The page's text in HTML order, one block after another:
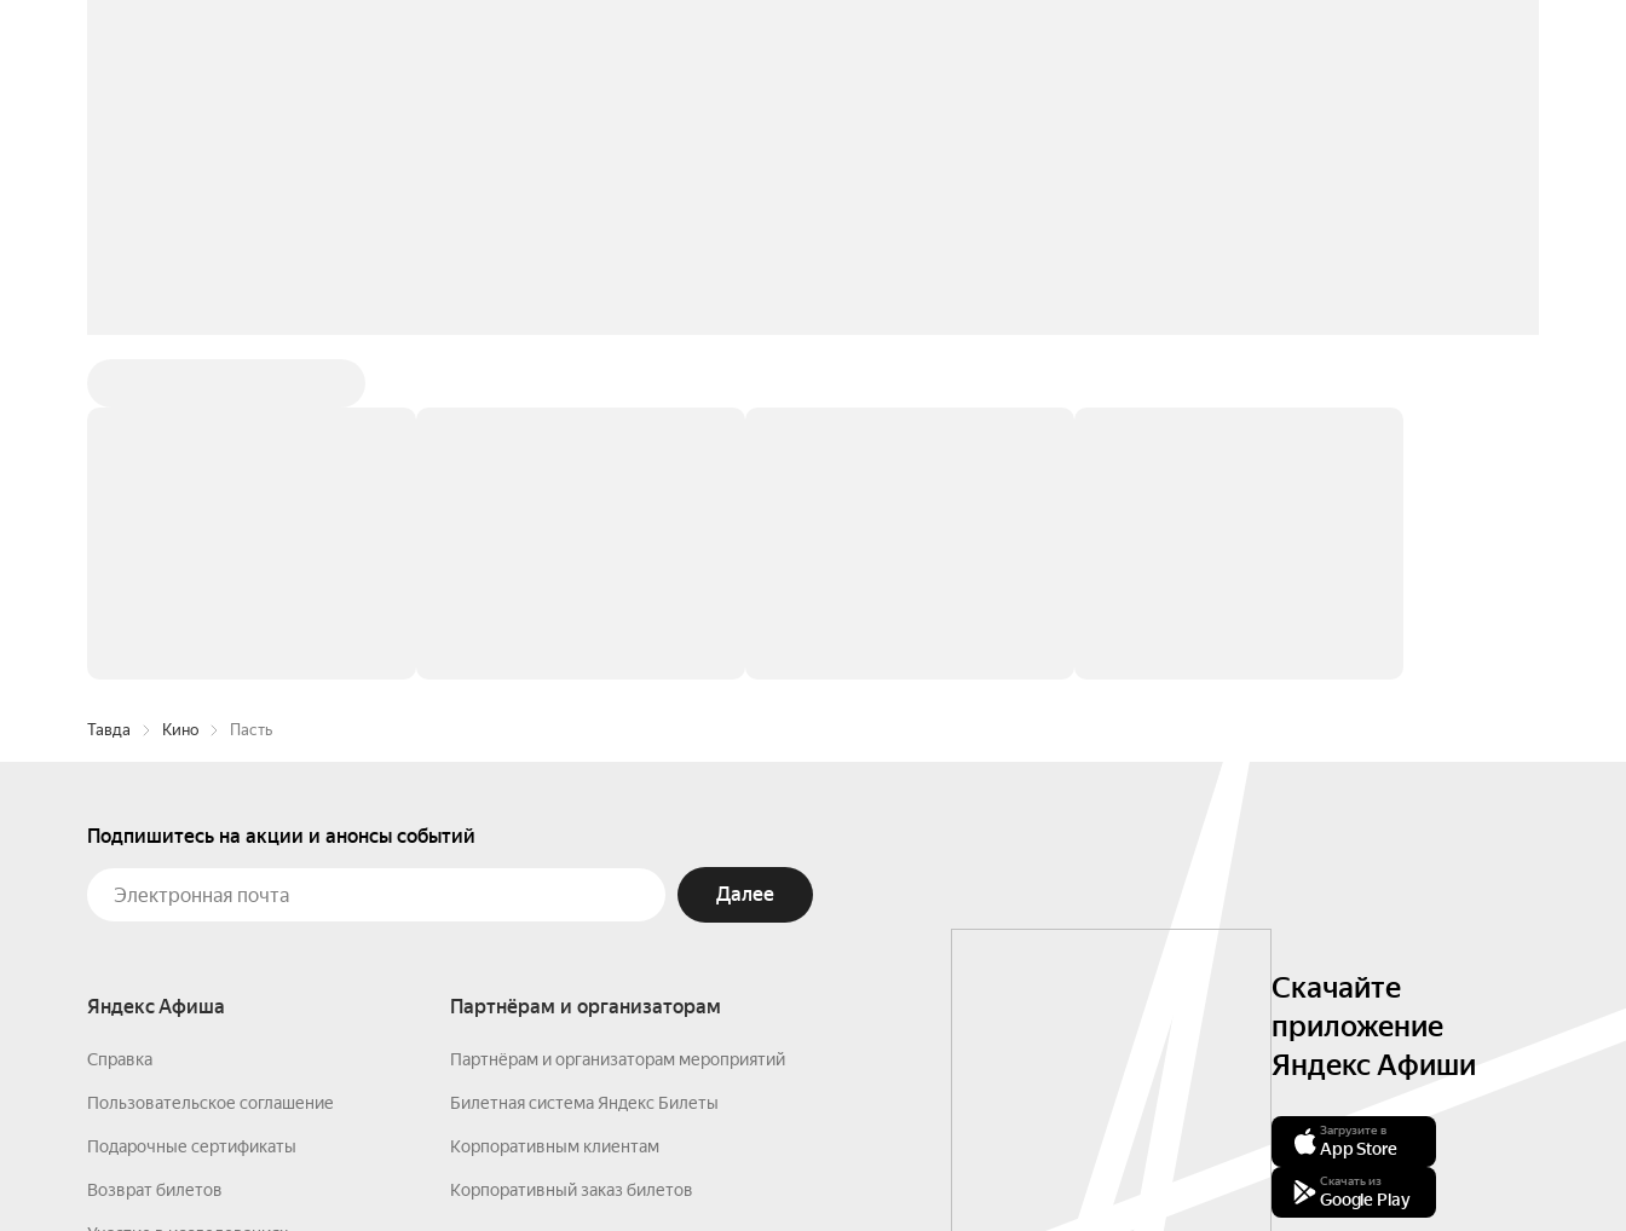
Тавда Кино Пасть
Подпишитесь на акции и анонсы событий
Далее
Яндекс Афиша
Справка
Пользовательское соглашение
Подарочные сертификаты
Возврат билетов
Партнёрам и организаторам
Партнёрам и организаторам мероприятий
Билетная система Яндекс Билеты
Корпоративным клиентам
Корпоративный заказ билетов
Скачайте
приложение
Яндекс Афиши
Загрузите в
App Store
Скачать из
Google Play